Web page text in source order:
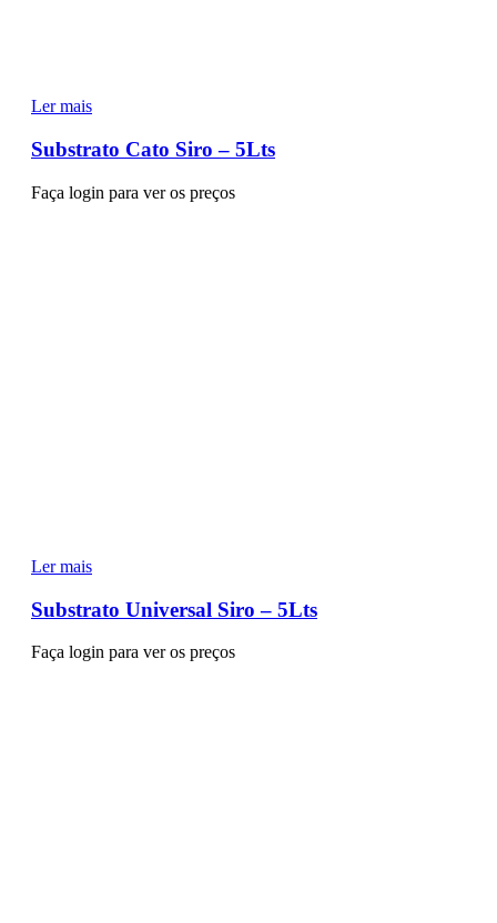
Ler mais
Substrato Cato Siro – 5Lts
Faça login para ver os preços
Ler mais
Substrato Universal Siro – 5Lts
Faça login para ver os preços